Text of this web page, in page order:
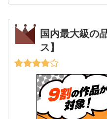
国内最大級の
ス】